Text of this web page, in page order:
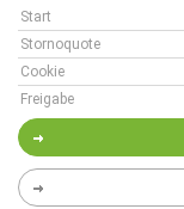
Start
Stornoquote
Cookie
Freigabe